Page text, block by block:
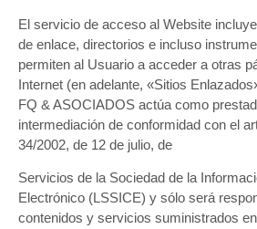
El servicio de acceso al Website
de enlace, directorios e incluso
permiten al Usuario a acceder a otras
Internet (en adelante, «Sitios
FQ & ASOCIADOS actúa como
intermediación de conformidad con el
34/2002, de 12 de julio, de
Servicios de la Sociedad de la
Electrónico (LSSICE) y sólo será
contenidos y servicios suministrados